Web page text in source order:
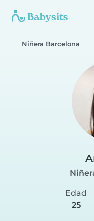
Niñera Barcelona
Edad
25